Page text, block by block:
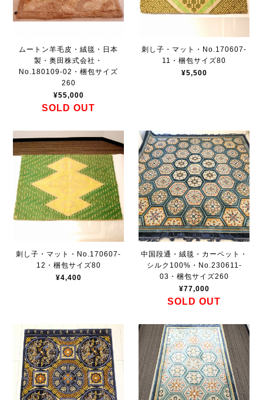
ムートン羊毛皮・絨毯・日本
製・奥田株式会社・
No.180109-02・梱包サイズ
260
¥55,000
SOLD OUT
刺し子・マット・No.170607-
11・梱包サイズ80
¥5,500
刺し子・マット・No.170607-
12・梱包サイズ80
¥4,400
中国段通・絨毯・カーペット・
シルク100%・No.230611-
03・梱包サイズ260
¥77,000
SOLD OUT